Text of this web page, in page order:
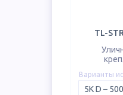
TL-
Варианты